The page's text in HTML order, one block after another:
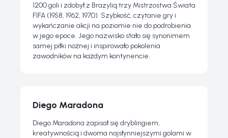
1200 goli i zdobył z Brazylią trzy Mistrzostwa Świata
FIFA (1958, 1962, 1970). Szybkość, czytanie gry i
wykańczanie akcji na poziomie nie do podrobienia
w jego epoce. Jego nazwisko stało się synonimem
samej piłki nożnej i inspirowało pokolenia
zawodników na każdym kontynencie.
Diego Maradona
Diego Maradona zapisał się dryblingiem,
kreatywnością i dwoma najsłynniejszymi golami w